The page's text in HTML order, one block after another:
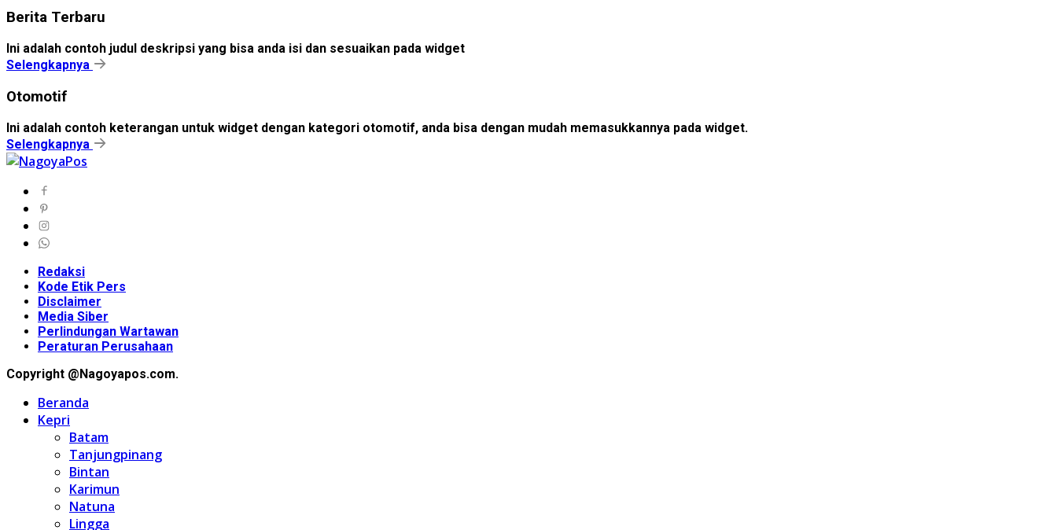
Berita Terbaru
Ini adalah contoh judul deskripsi yang bisa anda isi dan sesuaikan pada widget
Selengkapnya
Otomotif
Ini adalah contoh keterangan untuk widget dengan kategori otomotif, anda bisa dengan mudah memasukkannya pada widget.
Selengkapnya
Redaksi
Kode Etik Pers
Disclaimer
Media Siber
Perlindungan Wartawan
Peraturan Perusahaan
Copyright @Nagoyapos.com.
Beranda
Kepri
Batam
Tanjungpinang
Bintan
Karimun
Natuna
Lingga